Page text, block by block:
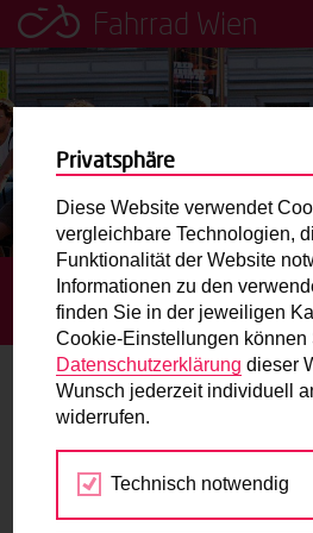
Fahrrad Wien
Leih dir einfach ein
Mobilitätsbildung für
Jugendliche
Radweg-Projektkarte
Routenplaner
Mit dem Fahrrad in Wien
beste Route.
Wunschbox
Sie haben ein Anliegen zum
STARTSEITE TERMINE
LIESING
26.
JUN
2026
Privatsphäre
Diese Website verwendet
vergleichbare Technologien,
Funktionalität der Website
Informationen zu den
finden Sie in der jeweiligen
Cookie-Einstellungen können
Datenschutzerklärung dieser
Wunsch jederzeit individuell
widerrufen.
Technisch notwendig